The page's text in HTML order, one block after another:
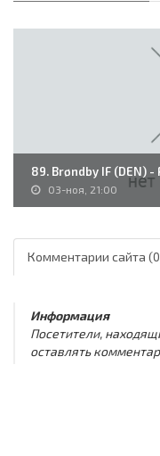
89. Brøndby IF (DEN) -
03-ноя, 21:00
Комментарии сайта
Информация
Посетители,
оставлять